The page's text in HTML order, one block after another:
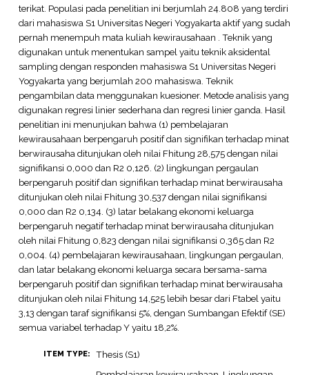
terikat. Populasi pada penelitian ini berjumlah 24.808 yang terdiri
dari mahasiswa S1 Universitas Negeri Yogyakarta aktif yang sudah
pernah menempuh mata kuliah kewirausahaan . Teknik yang
digunakan untuk menentukan sampel yaitu teknik aksidental
sampling dengan responden mahasiswa S1 Universitas Negeri
Yogyakarta yang berjumlah 200 mahasiswa. Teknik
pengambilan data menggunakan kuesioner. Metode analisis yang
digunakan regresi linier sederhana dan regresi linier ganda. Hasil
penelitian ini menunjukan bahwa (1) pembelajaran
kewirausahaan berpengaruh positif dan signifikan terhadap minat
berwirausaha ditunjukan oleh nilai Fhitung 28,575 dengan nilai
signifikansi 0,000 dan R2 0,126. (2) lingkungan pergaulan
berpengaruh positif dan signifikan terhadap minat berwirausaha
ditunjukan oleh nilai Fhitung 30,537 dengan nilai signifikansi
0,000 dan R2 0,134. (3) latar belakang ekonomi keluarga
berpengaruh negatif terhadap minat berwirausaha ditunjukan
oleh nilai Fhitung 0,823 dengan nilai signifikansi 0,365 dan R2
0,004. (4) pembelajaran kewirausahaan, lingkungan pergaulan,
dan latar belakang ekonomi keluarga secara bersama-sama
berpengaruh positif dan signifikan terhadap minat berwirausaha
ditunjukan oleh nilai Fhitung 14,525 lebih besar dari Ftabel yaitu
3,13 dengan taraf signifikansi 5%, dengan Sumbangan Efektif (SE)
semua variabel terhadap Y yaitu 18,2%.
ITEM TYPE:
Thesis (S1)